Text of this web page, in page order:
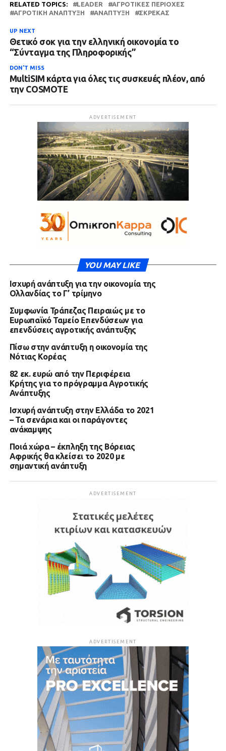
RELATED TOPICS: LEADER
ΑΓΡΟΤΙΚΕΣ ΠΕΡΙΟΧΈΣ
ΑΓΡΟΤΙΚΉ ΑΝΆΠΤΥΞΗ
ΑΝΆΠΤΥΞΗ ΣΚΡΕΚΑΣ
UP NEXT
Θετικό σοκ για την ελληνική οικονομία το
“Σύνταγμα της Πληροφορικής”
DON'T MISS
MultiSIM κάρτα για όλες τις συσκευές πλέον, από
την COSMOTE
ADVERTISEMENT
YOU MAY LIKE
Ισχυρή ανάπτυξη για την οικονομία της
Ολλανδίας το Γ’ τρίμηνο
Συμφωνία Τράπεζας Πειραιώς με το
Ευρωπαϊκό Ταμείο Επενδύσεων για
επενδύσεις αγροτικής ανάπτυξης
Πίσω στην ανάπτυξη η οικονομία της
Νότιας Κορέας
82 εκ. ευρώ από την Περιφέρεια
Κρήτης για το πρόγραμμα Αγροτικής
Ανάπτυξης
Ισχυρή ανάπτυξη στην Ελλάδα το 2021
– Τα σενάρια και οι παράγοντες
ανάκαμψης
Ποιά χώρα – έκπληξη της Βόρειας
Αφρικής θα κλείσει το 2020 με
σημαντική ανάπτυξη
ADVERTISEMENT
ADVERTISEMENT